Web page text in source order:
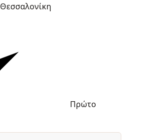
Θεσσαλονίκη
Πρώτο